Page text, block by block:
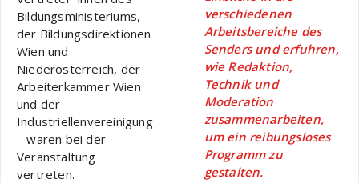
Bildungsministeriums,
der Bildungsdirektionen
Wien und
Niederösterreich, der
Arbeiterkammer Wien
und der
Industriellenvereinigung
– waren bei der
Veranstaltung
vertreten.
verschiedenen
Arbeitsbereiche des
Senders und erfuhren,
wie Redaktion,
Technik und
Moderation
zusammenarbeiten,
um ein reibungsloses
Programm zu
gestalten.